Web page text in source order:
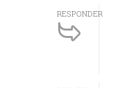
RESPONDER